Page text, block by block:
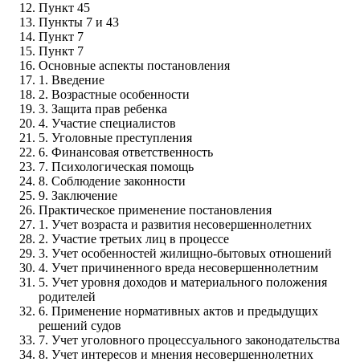
Пункт 45
Пункты 7 и 43
Пункт 7
Пункт 7
Основные аспекты постановления
1. Введение
2. Возрастные особенности
3. Защита прав ребенка
4. Участие специалистов
5. Уголовные преступления
6. Финансовая ответственность
7. Психологическая помощь
8. Соблюдение законности
9. Заключение
Практическое применение постановления
1. Учет возраста и развития несовершеннолетних
2. Участие третьих лиц в процессе
3. Учет особенностей жилищно-бытовых отношений
4. Учет причиненного вреда несовершеннолетним
5. Учет уровня доходов и материального положения
родителей
6. Применение нормативных актов и предыдущих
решений судов
7. Учет уголовного процессуального законодательства
8. Учет интересов и мнения несовершеннолетних